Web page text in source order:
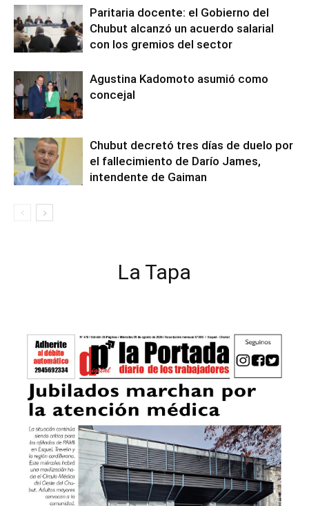
Paritaria docente: el Gobierno del
Chubut alcanzó un acuerdo salarial
con los gremios del sector
Agustina Kadomoto asumió como
concejal
Chubut decretó tres días de duelo por
el fallecimiento de Darío James,
intendente de Gaiman
La Tapa